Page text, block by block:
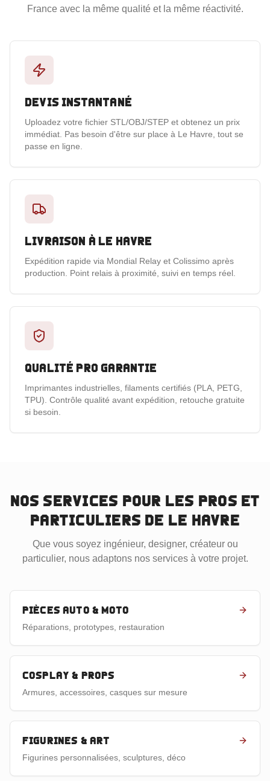
France avec la même qualité et la même réactivité.
Devis instantané
Uploadez votre fichier STL/OBJ/STEP et obtenez un prix
immédiat. Pas besoin d'être sur place à Le Havre, tout se
passe en ligne.
Livraison à Le Havre
Expédition rapide via Mondial Relay et Colissimo après
production. Point relais à proximité, suivi en temps réel.
Qualité pro garantie
Imprimantes industrielles, filaments certifiés (PLA, PETG,
TPU). Contrôle qualité avant expédition, retouche gratuite
si besoin.
Nos services pour les pros et
particuliers de Le Havre
Que vous soyez ingénieur, designer, créateur ou
particulier, nous adaptons nos services à votre projet.
Pièces auto & moto
Réparations, prototypes, restauration
Cosplay & props
Armures, accessoires, casques sur mesure
Figurines & art
Figurines personnalisées, sculptures, déco